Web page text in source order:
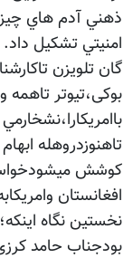
ذهني آدم هاي
امنيتي تشكيل داد.
گان تلویزن
بوکی،تیوتر
تاهنوزدروهله
کوشش
افغانستان
نخستین نگاه
بودجناب حامد